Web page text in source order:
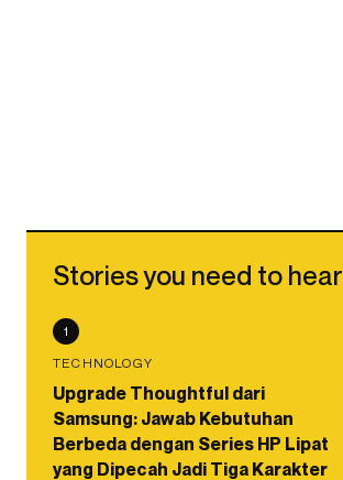
Stories you need to hear
1
TECHNOLOGY
Upgrade Thoughtful dari
Samsung: Jawab Kebutuhan
Berbeda dengan Series HP Lipat
yang Dipecah Jadi Tiga Karakter